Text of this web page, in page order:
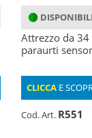
Attrezzo da
paraurti
CLICCA E
Cod. Art. R551